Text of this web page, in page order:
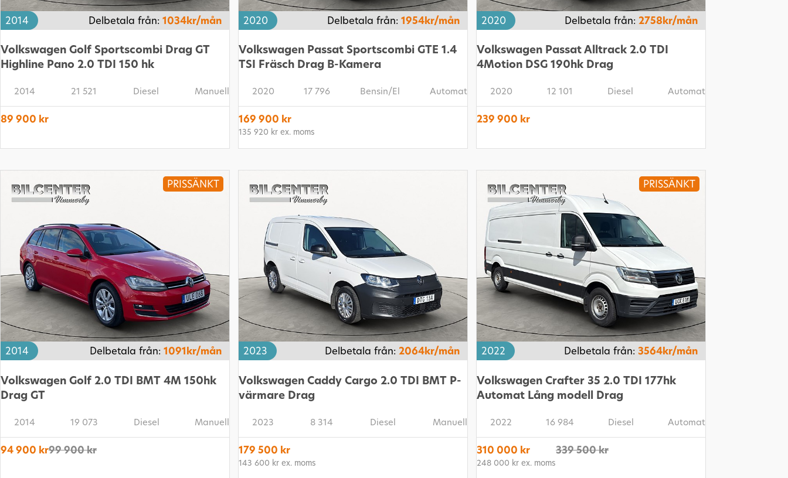
2014 Delbetala från: 1034kr/mån
Volkswagen Golf Sportscombi Drag GT
Highline Pano 2.0 TDI 150 hk
2014 21 521 Diesel Manuell
89 900 kr
2020 Delbetala från: 1954kr/mån
Volkswagen Passat Sportscombi GTE 1.4
TSI Fräsch Drag B-Kamera
2020 17 796 Bensin/El Automat
169 900 kr
135 920 kr ex. moms
2020 Delbetala från: 2758kr/mån
Volkswagen Passat Alltrack 2.0 TDI
4Motion DSG 190hk Drag
2020 12 101 Diesel Automat
239 900 kr
PRISSÄNKT
2014 Delbetala från: 1091kr/mån
Volkswagen Golf 2.0 TDI BMT 4M 150hk
Drag GT
2014 19 073 Diesel Manuell
94 900 kr99 900 kr
2023 Delbetala från: 2064kr/mån
Volkswagen Caddy Cargo 2.0 TDI BMT P-
värmare Drag
2023 8 314 Diesel Manuell
179 500 kr
143 600 kr ex. moms
PRISSÄNKT
2022 Delbetala från: 3564kr/mån
Volkswagen Crafter 35 2.0 TDI 177hk
Automat Lång modell Drag
2022 16 984 Diesel Automat
310 000 kr
248 000 kr ex. moms
339 500 kr